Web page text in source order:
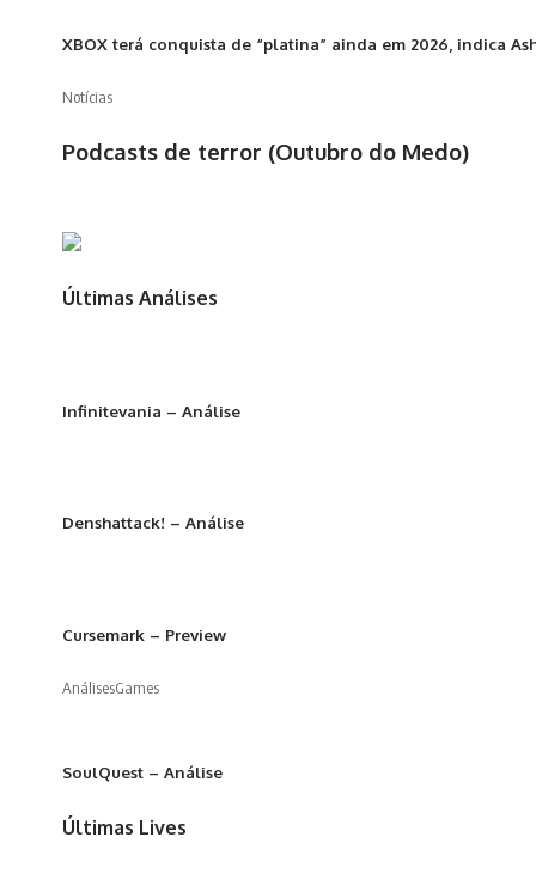
XBOX terá conquista de “platina” ainda em 2026, indica
Notícias
Podcasts de terror (Outubro do Medo)
Últimas Análises
Infinitevania – Análise
Denshattack! – Análise
Cursemark – Preview
AnálisesGames
SoulQuest – Análise
Últimas Lives